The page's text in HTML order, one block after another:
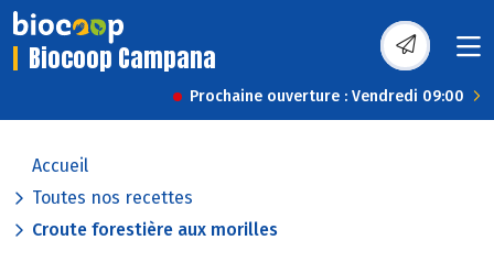
Biocoop Campana
Prochaine ouverture : Vendredi 09:00
Accueil
Toutes nos recettes
Croute forestière aux morilles